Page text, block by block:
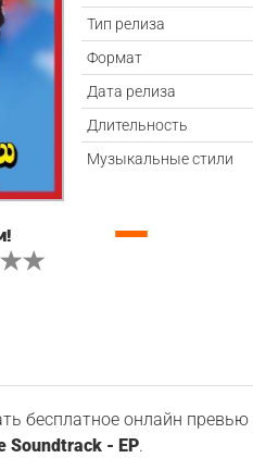
Тип релиза
Формат
Дата релиза
Длительность
Музыкальные стили
—
бесплатное онлайн превью
Soundtrack - EP.